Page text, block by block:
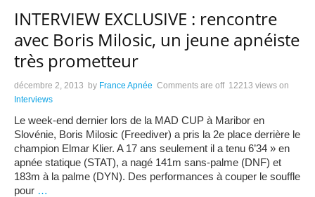
INTERVIEW EXCLUSIVE : rencontre
avec Boris Milosic, un jeune apnéiste
très prometteur
décembre 2, 2013 by France Apnée Comments are off 12213 views on
Interviews
Le week-end dernier lors de la MAD CUP à Maribor en
Slovénie, Boris Milosic (Freediver) a pris la 2e place derrière le
champion Elmar Klier. A 17 ans seulement il a tenu 6’34 » en
apnée statique (STAT), a nagé 141m sans-palme (DNF) et
183m à la palme (DYN). Des performances à couper le souffle
pour …